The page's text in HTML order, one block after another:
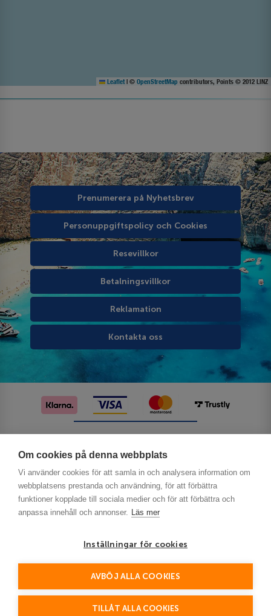
Om cookies på denna webbplats
Vi använder cookies för att samla in och analysera information om
webbplatsens prestanda och användning, för att förbättra
funktioner kopplade till sociala medier och för att förbättra och
anpassa innehåll och annonser. Läs mer
Inställningar för cookies
AVBÖJ ALLA COOKIES
TILLÅT ALLA COOKIES
Leaflet | © OpenStreetMap contributors, Points © 2012 LINZ
Prenumerera på Nyhetsbrev
Personuppgiftspolicy och Cookies
Resevillkor
Betalningsvillkor
Reklamation
Kontakta oss
This site is protected by reCAPTCHA and the Google
Policy and Terms of Service apply.